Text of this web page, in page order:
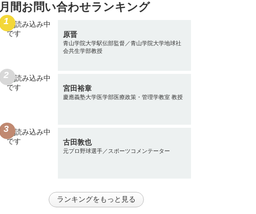
月間お問い合わせランキング
原晋
青山学院大学駅伝部監督／青山学院大学地球社
会共生学部教授
宮田裕章
慶應義塾大学医学部医療政策・管理学教室 教授
古田敦也
元プロ野球選手／スポーツコメンテーター
ランキングをもっと見る